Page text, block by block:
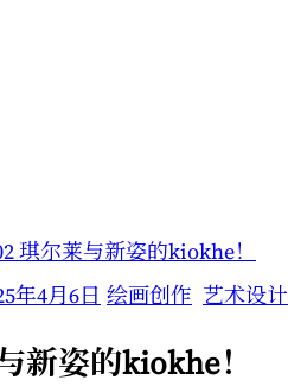
琪尔莱与新姿的kiokhe！
年4月6日 绘画创作 艺术设计
新姿的kiokhe！